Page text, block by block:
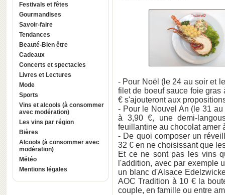
Festivals et fêtes
Gourmandises
Savoir-faire
Tendances
Beauté-Bien être
Cadeaux
Concerts et spectacles
Livres et Lectures
Mode
Sports
Vins et alcools (à consommer
avec modération)
Les vins par région
Bières
Alcools (à consommer avec
modération)
Météo
Mentions légales
- Pour Noël (le 24 au soir et
filet de boeuf sauce foie gras
€ s'ajouteront aux
- Pour le Nouvel An (le 31
à 3,90 €, une demi-
feuillantine au chocolat amer
- De quoi composer un
32 € en ne choisissant que
Et ce ne sont pas les vins
l'addition, avec par exemple
un blanc d'Alsace
AOC Tradition à 10 € la
couple, en famille ou entre